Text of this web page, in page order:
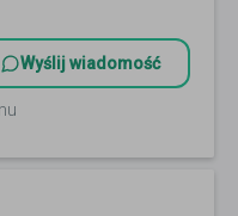
Wyślij wiadomość